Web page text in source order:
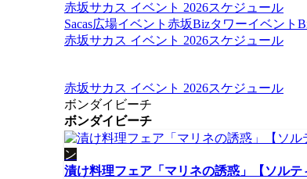
赤坂サカス イベント 2026スケジュール
Sacas広場イベント 赤坂Bizタワーイベント
赤坂サカス イベント 2026スケジュール
赤坂サカス イベント 2026スケジュール
ボンダイビーチ
ボンダイビーチ
ン
漬け料理フェア「マリネの誘惑」【ソル